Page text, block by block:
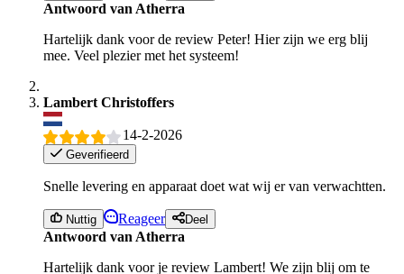
Antwoord van Atherra
Hartelijk dank voor de review Peter! Hier zijn we erg blij
mee. Veel plezier met het systeem!
Lambert Christoffers
14-2-2026
Geverifieerd
Snelle levering en apparaat doet wat wij er van verwachtten.
Nuttig Reageer Deel
Antwoord van Atherra
Hartelijk dank voor je review Lambert! We zijn blij om te